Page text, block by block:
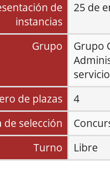
de
instancias
25 de
Grupo Grupo
de plazas
4
de selección
Turno
Libre